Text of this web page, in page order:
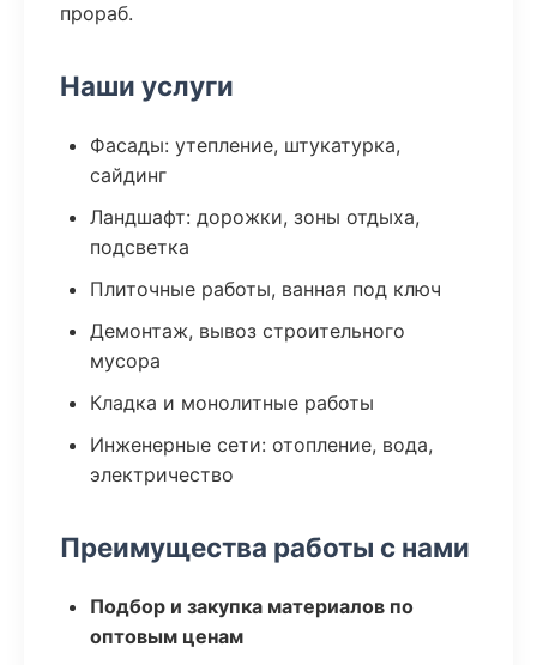
прораб.
Наши услуги
Фасады: утепление, штукатурка,
сайдинг
Ландшафт: дорожки, зоны отдыха,
подсветка
Плиточные работы, ванная под ключ
Демонтаж, вывоз строительного
мусора
Кладка и монолитные работы
Инженерные сети: отопление, вода,
электричество
Преимущества работы с нами
Подбор и закупка материалов по
оптовым ценам